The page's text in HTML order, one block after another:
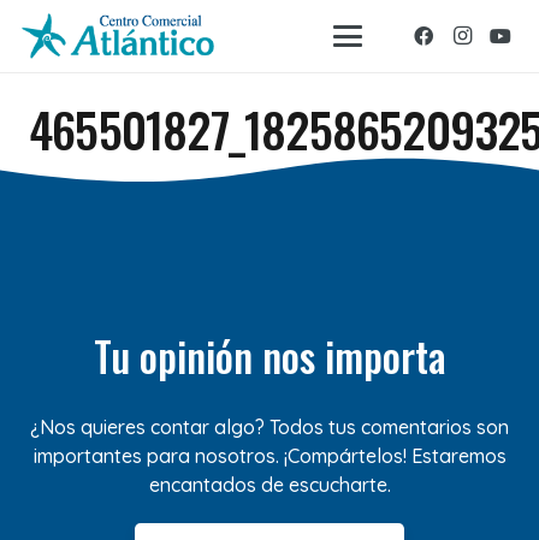
Tu opinión nos importa
¿Nos quieres contar algo? Todos tus comentarios son
importantes para nosotros. ¡Compártelos! Estaremos
encantados de escucharte.